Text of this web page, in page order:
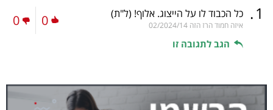
1
. כל הכבוד לו על הייצוג. אלוף! (ל"ת)
איזה חמוד הרז הזה 02/2024/14
הגב לתגובה זו
0
0